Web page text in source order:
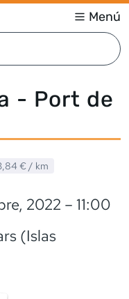
Menú
- Port de
€ / km
2022 – 11:00
(Islas